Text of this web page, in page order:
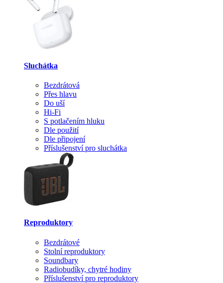
Sluchátka
Bezdrátová
Přes hlavu
Do uší
Hi-Fi
S potlačením hluku
Dle použití
Dle připojení
Příslušenství pro sluchátka
Reproduktory
Bezdrátové
Stolní reproduktory
Soundbary
Radiobudíky, chytré hodiny
Příslušenství pro reproduktory